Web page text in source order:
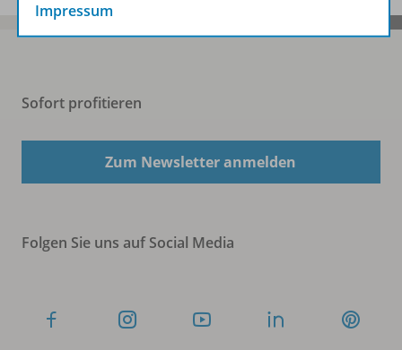
Sofort profitieren
Zum Newsletter anmelden
Folgen Sie uns auf Social Media
Impressum